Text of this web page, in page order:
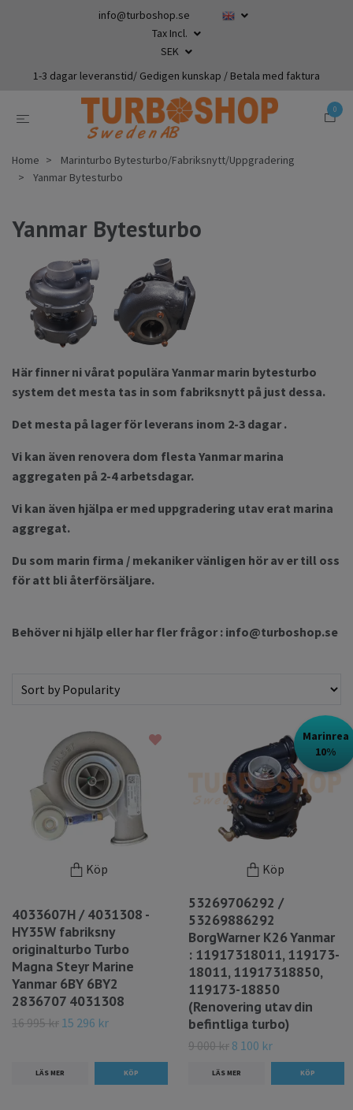
info@turboshop.se
Tax Incl.
SEK
1-3 dagar leveranstid/ Gedigen kunskap / Betala med faktura
0
Home
Marinturbo Bytesturbo/Fabriksnytt/Uppgradering
Yanmar Bytesturbo
Yanmar Bytesturbo
Här finner ni vårat populära Yanmar marin bytesturbo
system det mesta tas in som fabriksnytt på just dessa.
Det mesta på lager för leverans inom 2-3 dagar .
Vi kan även renovera dom flesta Yanmar marina
aggregaten på 2-4 arbetsdagar.
Vi kan även hjälpa er med uppgradering utav erat marina
aggregat.
Du som marin firma / mekaniker vänligen hör av er till oss
för att bli återförsäljare.
Behöver ni hjälp eller har fler frågor : info@turboshop.se
Köp
4033607H / 4031308 -
HY35W fabriksny
originalturbo Turbo
Magna Steyr Marine
Yanmar 6BY 6BY2
2836707 4031308
16 995 kr 15 296 kr
LÄS MER
Marinrea
10%
Köp
53269706292 /
53269886292
BorgWarner K26 Yanmar
: 11917318011, 119173-
18011, 11917318850,
119173-18850
(Renovering utav din
befintliga turbo)
9 000 kr 8 100 kr
LÄS MER